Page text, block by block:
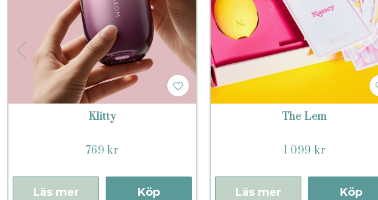
Klitty
769 kr
Köp
Läs mer
The Lem
1 099 kr
Köp
Läs mer